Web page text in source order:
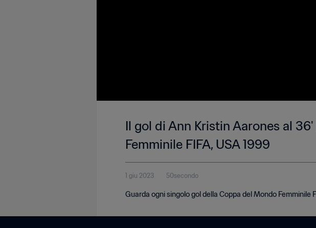
Il gol di Ann Kristin Aarones al
Femminile FIFA, USA 1999
1 giu 2023 50secondo
Guarda ogni singolo gol della Coppa del Mondo Femminile